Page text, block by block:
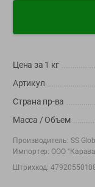
App
+375 44 560-60-61
Call-центр работает
shop@green-market.by
Пишите нам свои
Цена за 1 кг
Артикул
Страна пр-ва
Масса / Объем
Производитель: SS
Импортер: ООО
Штрихкод: